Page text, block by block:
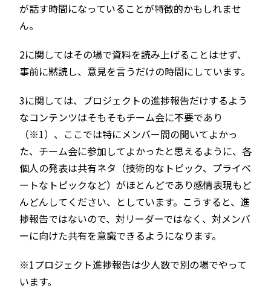
が話す時間になっていることが特徴的かもしれませ
ん。
2に関してはその場で資料を読み上げることはせず、
事前に黙読し、意見を言うだけの時間にしています。
3に関しては、プロジェクトの進捗報告だけするよう
なコンテンツはそもそもチーム会に不要であり
（※1）、ここでは特にメンバー間の聞いてよかっ
た、チーム会に参加してよかったと思えるように、各
個人の発表は共有ネタ（技術的なトピック、プライベ
ートなトピックなど）がほとんどであり感情表現もど
んどんしてください、としています。こうすると、進
捗報告ではないので、対リーダーではなく、対メンバ
ーに向けた共有を意識できるようになります。
※1プロジェクト進捗報告は少人数で別の場でやって
います。